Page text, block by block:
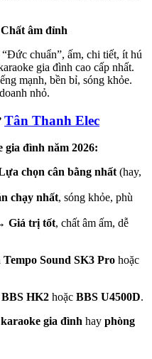
âm đỉnh
chuẩn”, ấm, chi tiết, ít hú
gia đình cao cấp nhất.
mạnh, bền bỉ, sóng khỏe.
nhỏ.
Tân Thanh Elec
gia đình năm 2026:
chọn cân bằng nhất (hay,
chạy nhất, sóng khỏe, phù
Giá trị tốt, chất âm ấm, dễ
Tempo Sound SK3 Pro hoặc
BBS HK2 hoặc BBS U4500D.
karaoke gia đình hay phòng